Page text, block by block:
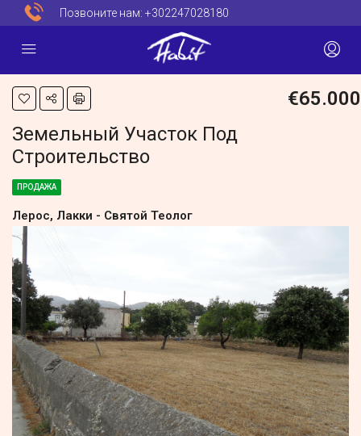
Позвоните нам: +302247028180
€65.000
Земельный Участок Под
Строительство
ПРОДАЖА
Лерос, Лакки - Святой Теолог